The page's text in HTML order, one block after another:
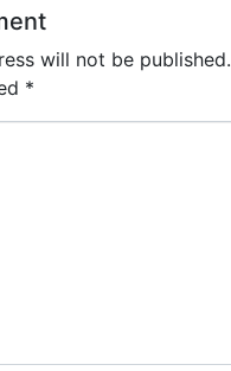
will not be published.
*